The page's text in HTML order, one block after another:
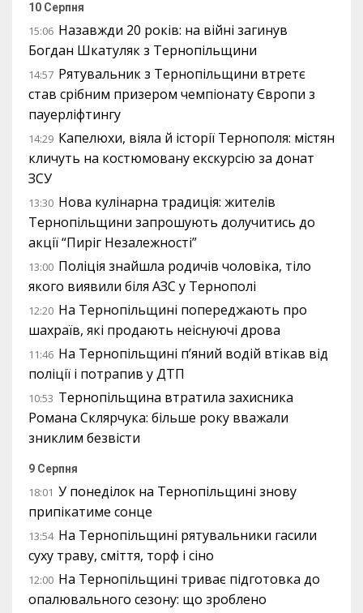
10 Серпня
15:06 Назавжди 20 років: на війні загинув
Богдан Шкатуляк з Тернопільщини
14:57 Рятувальник з Тернопільщини втретє
став срібним призером чемпіонату Європи з
пауерліфтингу
14:29 Капелюхи, віяла й історії Тернополя: містян
кличуть на костюмовану екскурсію за донат
ЗСУ
13:30 Нова кулінарна традиція: жителів
Тернопільщини запрошують долучитись до
акції “Пиріг Незалежності”
13:00 Поліція знайшла родичів чоловіка, тіло
якого виявили біля АЗС у Тернополі
12:20 На Тернопільщині попереджають про
шахраїв, які продають неіснуючі дрова
11:46 На Тернопільщині п’яний водій втікав від
поліції і потрапив у ДТП
10:53 Тернопільщина втратила захисника
Романа Склярчука: більше року вважали
зниклим безвісти
9 Серпня
18:01 У понеділок на Тернопільщині знову
припікатиме сонце
13:54 На Тернопільщині рятувальники гасили
суху траву, сміття, торф і сіно
12:00 На Тернопільщині триває підготовка до
опалювального сезону: що зроблено